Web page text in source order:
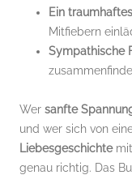
Ein
Mitfiebern
Sympathische
Wer sanfte
und wer sich von
Liebesgeschichte
genau richtig. Das